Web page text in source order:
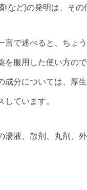
など)の発明は、そ
言で述べると、ちょ
を服用した使い方の
成分については、厚
ています。
湯液、散剤、丸剤、